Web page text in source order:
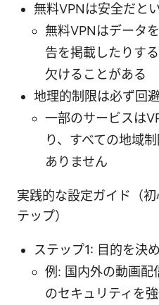
無料VPNは安全だと
無料VPNはデータ
告を掲載したりす
欠けることがある
地理的制限は必ず回
一部のサービスは
り、すべての地域
ありません
実践的な設定ガイド（
テップ）
ステップ1: 目的を決
例: 国内外の動画配
のセキュリティを